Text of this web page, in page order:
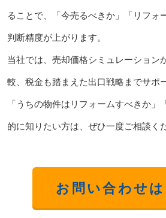
ることで、「今売るべきか」「リフォ
判断精度が上がります。
当社では、売却価格シミュレーション
較、税金も踏まえた出口戦略までサポ
「うちの物件はリフォームすべきか」
的に知りたい方は、ぜひ一度ご相談く
お問い合わせ